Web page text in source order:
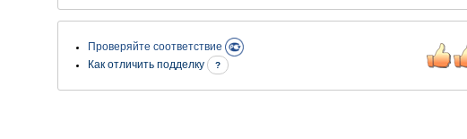
Проверяйте соответствие
Как отличить подделку
?